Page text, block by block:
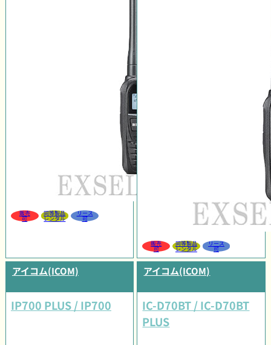
販売
可
同等製品
レンタル
リース
可
販売
可
同等製品
レンタル
リース
可
アイコム(ICOM)
IP700 PLUS / IP700
アイコム(ICOM)
IC-D70BT / IC-D70BT
PLUS